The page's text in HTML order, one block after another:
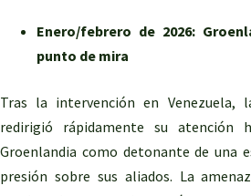
Enero/febrero de 2026:
punto de mira
Tras la intervención en Venezuela,
redirigió rápidamente su atención
Groenlandia como detonante de una
presión sobre sus aliados. La